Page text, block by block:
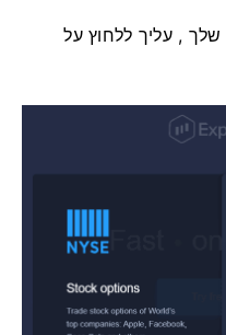
שלך , עליך ללחוץ על